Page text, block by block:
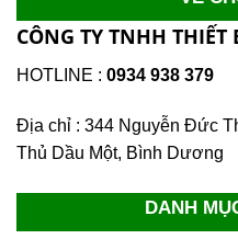
CÔNG TY TNHH
HOTLINE : 0934 938 379
Địa chỉ : 344 Nguyễn Đức
Thủ Dầu Một, Bình Dương
DANH